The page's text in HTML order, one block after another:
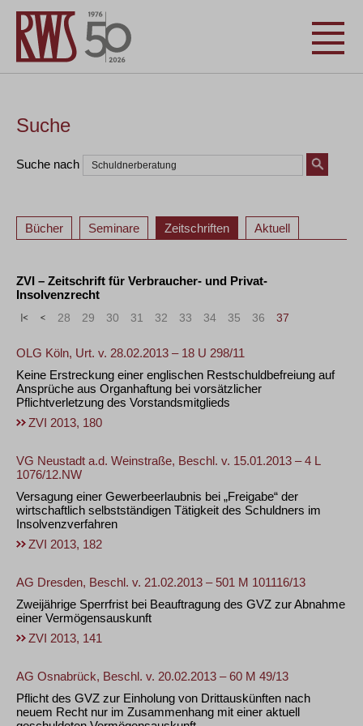
Suche
Suche nach
Bücher Seminare Zeitschriften Aktuell
ZVI – Zeitschrift für Verbraucher- und Privat-
Insolvenzrecht
« < 28 29 30 31 32 33 34 35 36 37
OLG Köln, Urt. v. 28.02.2013 – 18 U 298/11
Keine Erstreckung einer englischen Restschuldbefreiung auf
Ansprüche aus Organhaftung bei vorsätzlicher
Pflichtverletzung des Vorstandsmitglieds
ZVI 2013, 180
VG Neustadt a.d. Weinstraße, Beschl. v. 15.01.2013 – 4 L
1076/12.NW
Versagung einer Gewerbeerlaubnis bei „Freigabe“ der
wirtschaftlich selbstständigen Tätigkeit des Schuldners im
Insolvenzverfahren
ZVI 2013, 182
AG Dresden, Beschl. v. 21.02.2013 – 501 M 101116/13
Zweijährige Sperrfrist bei Beauftragung des GVZ zur Abnahme
einer Vermögensauskunft
ZVI 2013, 141
AG Osnabrück, Beschl. v. 20.02.2013 – 60 M 49/13
Pflicht des GVZ zur Einholung von Drittauskünften nach
neuem Recht nur im Zusammenhang mit einer aktuell